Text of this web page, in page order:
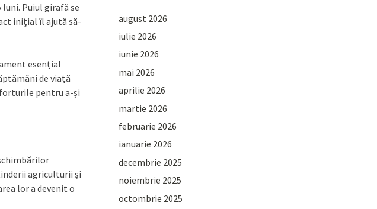
Puiul girafă se
inițial îl ajută să-
esențial
de viață
pentru a-și
agriculturii și
lor a devenit o
august 2026
iulie 2026
iunie 2026
mai 2026
aprilie 2026
martie 2026
februarie 2026
ianuarie 2026
decembrie 2025
noiembrie 2025
octombrie 2025